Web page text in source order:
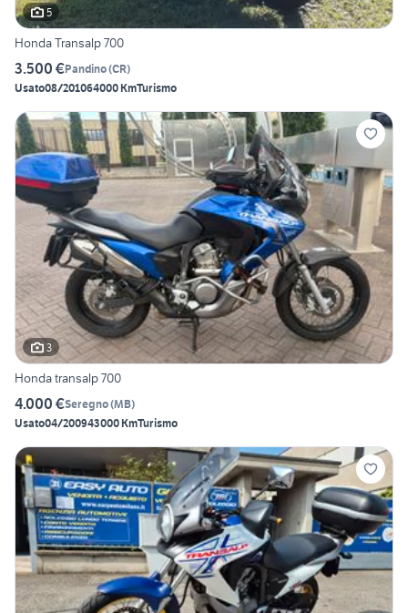
5
Honda Transalp 700
3.500 €Pandino(CR)
Usato08/201064000 KmTurismo
3
Honda transalp 700
4.000 €Seregno(MB)
Usato04/200943000 KmTurismo